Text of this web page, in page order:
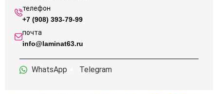
телефон
+7 (908) 393-79-99
почта
info@laminat63.ru
WhatsApp Telegram